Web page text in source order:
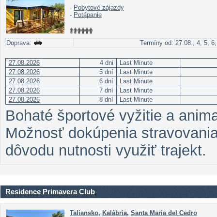
- Pobytové zájazdy
- Potápanie
Doprava: Termíny od: 27.08., 4, 5,
27.08.2026 4 dni
Last Minute
27.08.2026
5 dní
Last Minute
27.08.2026
6 dní
Last Minute
27.08.2026
7 dní
Last Minute
27.08.2026
8 dní Last Minute
Bohaté športové vyžitie a
Možnosť dokúpenia
dôvodu nutnosti využiť trajekt.
Residence Primavera Club
Taliansko, Kalábria, Santa Maria del Cedro